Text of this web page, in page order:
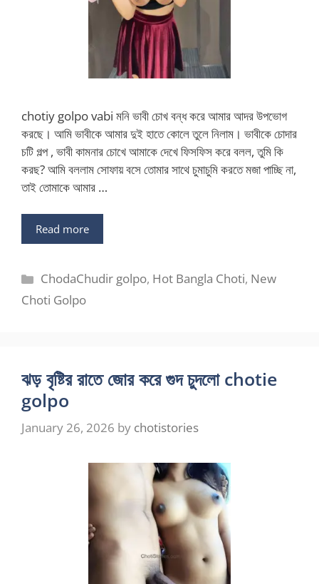
chotiy golpo vabi মনি ভাবী চোখ বন্ধ করে আমার আদর উপভোগ
করছে। আমি ভাবীকে আমার দুই হাতে কোলে তুলে নিলাম। ভাবীকে চোদার
চটি গল্প , ভাবী কামনার চোখে আমাকে দেখে ফিসফিস করে বলল, তুমি কি
করছ? আমি বললাম সোফায় বসে তোমার সাথে চুমাচুমি করতে মজা পাচ্ছি না,
তাই তোমাকে আমার …
Read more
Categories
ChodaChudir golpo, Hot Bangla Choti, New
Choti Golpo
ঝড় বৃষ্টির রাতে জোর করে গুদ চুদলো chotie
golpo
January 26, 2026 by chotistories